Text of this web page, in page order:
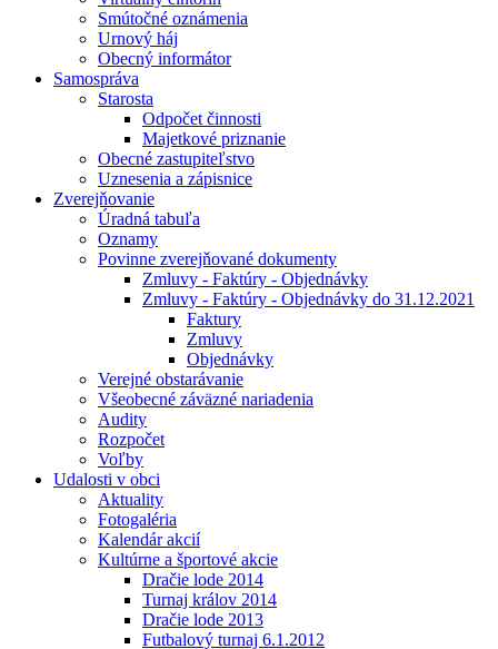
Smútočné oznámenia
Urnový háj
Obecný informátor
Samospráva
Starosta
Odpočet činnosti
Majetkové priznanie
Obecné zastupiteľstvo
Uznesenia a zápisnice
Zverejňovanie
Úradná tabuľa
Oznamy
Povinne zverejňované dokumenty
Zmluvy - Faktúry - Objednávky
Zmluvy - Faktúry - Objednávky do 31.12.2021
Faktury
Zmluvy
Objednávky
Verejné obstarávanie
Všeobecné záväzné nariadenia
Audity
Rozpočet
Voľby
Udalosti v obci
Aktuality
Fotogaléria
Kalendár akcií
Kultúrne a športové akcie
Dračie lode 2014
Turnaj králov 2014
Dračie lode 2013
Futbalový turnaj 6.1.2012